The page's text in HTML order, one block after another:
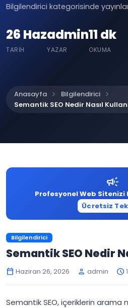
Bilgilendirici kategorisinde
26 Haz
TARIH
admin
YAZAR
11 dk
OKUMA
Anasayfa chevron_right Bilgilendirici chevron_right
Semantik SEO Nedir Nasıl
campaign
Profesyonel Web Sitenizi
Ücretsiz
Bilgilendirici
Semantik SEO Nedir
calendar_today Haziran 26, 2026 person admin schedule
Semantik SEO, içeriklerin arama